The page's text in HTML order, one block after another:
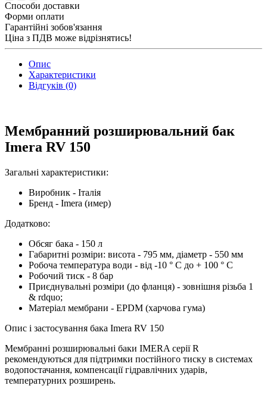
Способи доставки
Форми оплати
Гарантійні зобов'язання
Ціна з ПДВ може відрізнятись!
Опис
Характеристики
Відгуків (0)
Мембранний розширювальний бак
Imera RV 150
Загальні характеристики:
Виробник - Італія
Бренд - Imera (имер)
Додатково:
Обсяг бака - 150 л
Габаритні розміри: висота - 795 мм, діаметр - 550 мм
Робоча температура води - від -10 ° C до + 100 ° C
Робочий тиск - 8 бар
Приєднувальні розміри (до фланця) - зовнішня різьба 1
& rdquo;
Матеріал мембрани - EPDM (харчова гума)
Опис і застосування бака Imera RV 150
Мембранні розширювальні баки IMERA серії R
рекомендуються для підтримки постійного тиску в системах
водопостачання, компенсації гідравлічних ударів,
температурних розширень.